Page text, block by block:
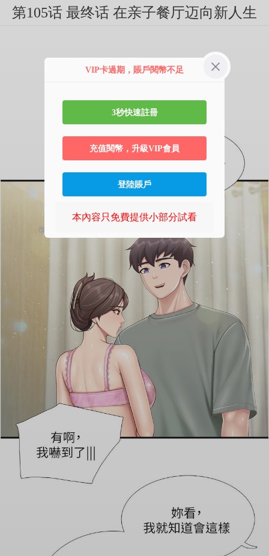
第105话 最终话 在亲子餐厅迈向新人生
VIP卡過期，賬戶閱幣不足
3秒快速註冊
充值閱幣，升級VIP會員
登陸賬戶
本內容只免費提供小部分試看